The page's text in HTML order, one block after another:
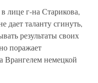
лице г-на Старикова,
таланту сгинуть,
результаты своих
поражает
Врангелем немецкой